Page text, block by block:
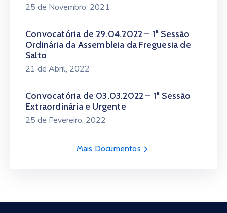
25 de Novembro, 2021
Convocatória de 29.04.2022 – 1ª Sessão
Ordinária da Assembleia da Freguesia de
Salto
21 de Abril, 2022
Convocatória de 03.03.2022 – 1ª Sessão
Extraordinária e Urgente
25 de Fevereiro, 2022
Mais Documentos